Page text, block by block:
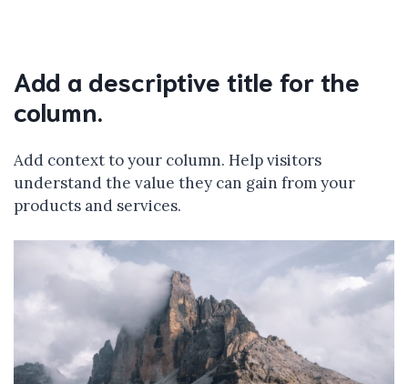
Add a descriptive title for the
column.
Add context to your column. Help visitors
understand the value they can gain from your
products and services.